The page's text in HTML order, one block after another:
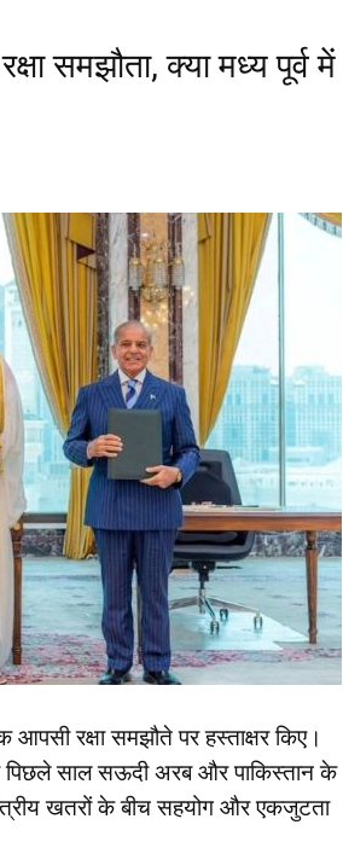
समझौता, क्या मध्य पूर्व में
रक्षा समझौते पर हस्ताक्षर किए।
पिछले साल सऊदी अरब और पाकिस्तान के
खतरों के बीच सहयोग और एकजुटता